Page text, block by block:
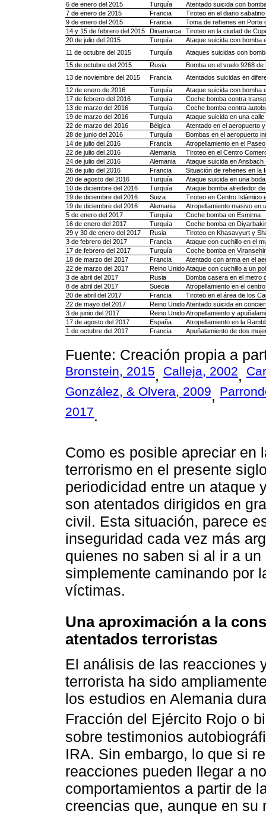
6 de enero del 2015
Turquía
Atentado suicida con
7 de enero de 2015
Francia
Tiroteo en el diario
9 de enero del 2015
Francia
Toma de rehenes en Porte
14 y 15 de febrero del 2015
Dinamarca
Tiroteo en la ciudad de
20 de julio del 2015
Turquía
Ataque suicida con bomba
11 de octubre del 2015
Turquía
Ataques suicidas con
15 de octubre del 2015
Rusia
Bomba en el vuelo 9268
13 de noviembre del 2015
Francia
Atentados suicidas en
12 de enero de 2016
Turquía
Ataque suicida con bomba
17 de febrero del 2016
Turquía
Coche bomba contra
13 de marzo del 2016
Turquía
Coche bomba contra
19 de marzo del 2016
Turquía
Ataque suicida en una
22 de marzo del 2016
Bélgica
Atentado en el aeropuerto
28 de junio del 2016
Turquía
Bombas en el aeropuerto
14 de julio del 2016
Francia
Atropellamiento en el
22 de julio del 2016
Alemania
Tiroteo en el Centro
24 de julio del 2016
Alemania
Ataque suicida en Ansbach
26 de julio del 2016
Francia
Situación de rehenes en la
20 de agosto del 2016
Turquía
Ataque suicida en una
10 de diciembre del 2016
Turquía
Ataque bomba alrededor
19 de diciembre del 2016
Suiza
Tiroteo en Centro Islámico
19 de diciembre del 2016
Alemania
Atropellamiento masivo en
5 de enero del 2017
Turquía
Coche bomba en Esmirna
16 de enero del 2017
Turquía
Coche bomba en
29 y 30 de enero del 2017
Rusia
Tiroteo en Khasavyurt y
3 de febrero del 2017
Francia
Ataque con cuchillo en el
17 de febrero del 2017
Turquía
Coche bomba en Viransehir
18 de marzo del 2017
Francia
Atentado con arma en el
22 de marzo del 2017
Reino UnidoAtaque con cuchillo a un
3 de abril del 2017
Rusia
Bomba casera en el metro
8 de abril del 2017
Suecia
Atropellamiento en el
20 de abril del 2017
Francia
Tiroteo en el área de los
22 de mayo del 2017
Reino UnidoAtentado suicida en
3 de junio del 2017
Reino UnidoAtropellamiento y
17 de agosto del 2017
España
Atropellamiento en la
1 de octubre del 2017
Francia Apuñalamiento de dos
Fuente: Creación propia a
Bronstein, 2015, Calleja, 2002,
González, & Olvera, 2009,
2017.
Como es posible apreciar en
terrorismo en el presente
periodicidad entre un ataque
son atentados dirigidos en
civil. Esta situación, parece
inseguridad cada vez más
quienes no saben si al ir a
simplemente caminando por
víctimas.
Una aproximación a la
atentados terroristas
El análisis de las reacciones
terrorista ha sido
los estudios en Alemania
Fracción del Ejército Rojo o
sobre testimonios
IRA. Sin embargo, lo que si
reacciones pueden llegar a
comportamientos a partir de
creencias que, aunque en su